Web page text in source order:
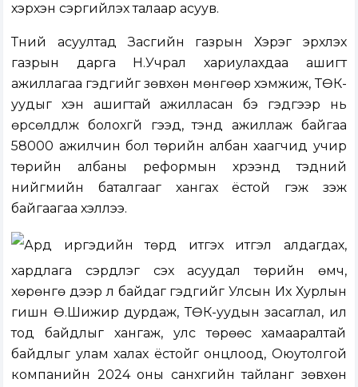
хэрхэн сэргийлэх талаар асуув.
Түүний асуултад Засгийн газрын Хэрэг эрхлэх
газрын дарга Н.Учрал хариулахдаа ашигт
ажиллагаа гэдгийг зөвхөн мөнгөөр хэмжиж, ТӨК-
уудыг хэн ашигтай ажилласан бэ гэдгээр нь
өрсөлдүүлж болохгүй гээд, тэнд ажиллаж байгаа
58000 ажилчин бол төрийн албан хаагчид учир
төрийн албаны реформын хүрээнд тэдний
нийгмийн баталгааг хангах ёстой гэж үзэж
байгаагаа хэллээ.
Ард иргэдийн төрд итгэх итгэл алдагдах,
хардлага сэрдлэг үүсэх асуудал төрийн өмч,
хөрөнгө дээр л байдаг гэдгийг Улсын Их Хурлын
гишүүн Ө.Шижир дурдаж, ТӨК-уудын засаглал, ил
тод байдлыг хангаж, улс төрөөс хамааралтай
байдлыг улам халах ёстойг онцлоод, Оюутолгой
компанийн 2024 оны санхүүгийн тайланг зөвхөн